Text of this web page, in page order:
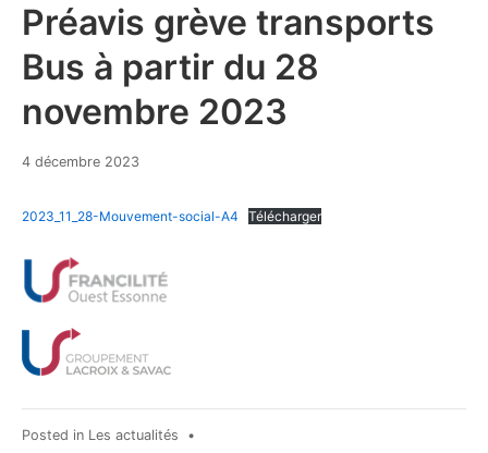
Préavis grève transports
Bus à partir du 28
novembre 2023
4 décembre 2023
2023_11_28-Mouvement-social-A4 Télécharger
Posted in Les actualités •